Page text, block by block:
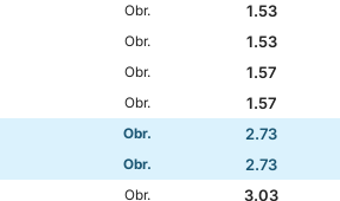
Obr.
1.53
Obr.
1.53
Obr.
1.57
Obr.
1.57
Obr.
2.73
Obr.
2.73
Obr.
3.03